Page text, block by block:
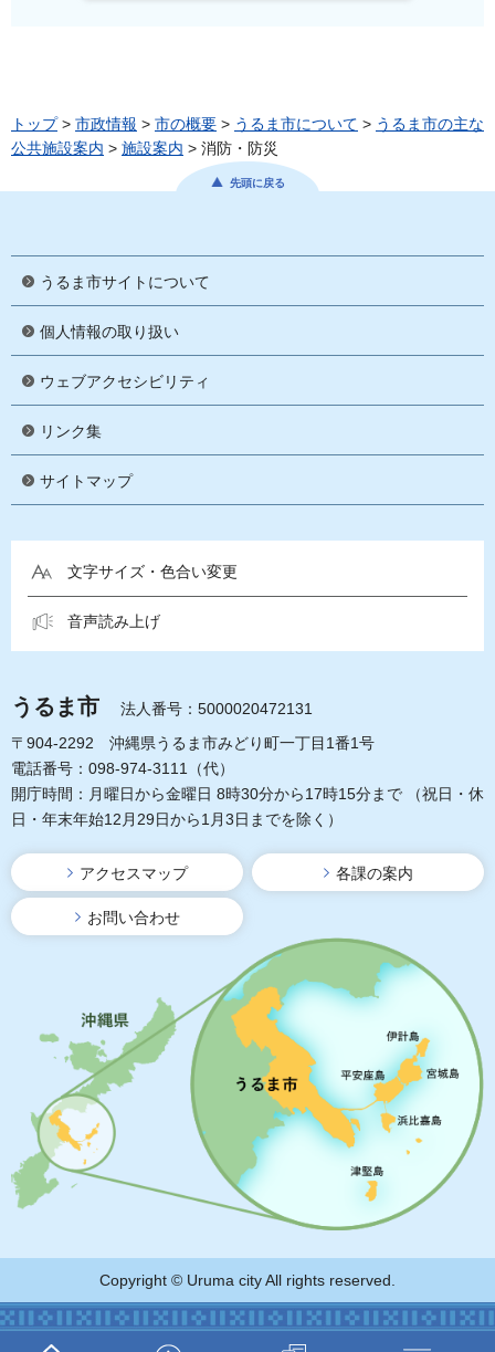
トップ> 市政情報 > 市の概要 > うるま市について > うるま市の主な
公共施設案内 > 施設案内 > 消防・防災
先頭に戻る
うるま市サイトについて
個人情報の取り扱い
ウェブアクセシビリティ
リンク集
サイトマップ
文字サイズ・色合い変更
音声読み上げ
うるま市
法人番号：5000020472131
〒904-2292 沖縄県うるま市みどり町一丁目1番1号
電話番号：098-974-3111（代）
開庁時間：月曜日から金曜日 8時30分から17時15分まで
（祝日・休
日・年末年始12月29日から1月3日までを除く）
アクセスマップ 各課の案内
お問い合わせ
Copyright © Uruma city All rights reserved.